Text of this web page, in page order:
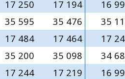
17 250 17 194 16
35 595 35 476 35
17 484 17 464 17
35 200 35 098 34
17 244 17 219 16